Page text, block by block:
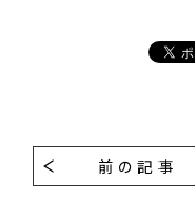
前の記事